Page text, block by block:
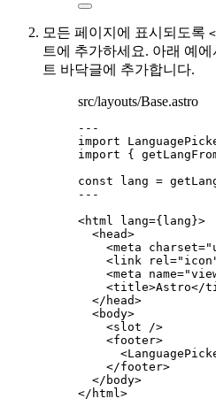
모든 페이지에 표시되도록
트에 추가하세요. 아래 예
트 바닥글에 추가합니다.
src/layouts/Base.astro
---
import
import {
const
lang =
---
<html lang={ lang }>
<head>
<meta charset="
<link rel =" icon
<meta name="
<title>Astro</
</ head>
<body>
<slot />
<footer>
<
</footer>
</ body>
</ html >